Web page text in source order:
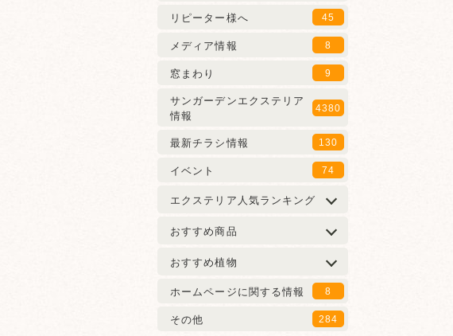
リピーター様へ 45
メディア情報 8
窓まわり 9
サンガーデンエクステリア
情報
4380
最新チラシ情報 130
イベント 74
エクステリア人気ランキング
おすすめ商品
おすすめ植物
ホームページに関する情報
8
その他 284